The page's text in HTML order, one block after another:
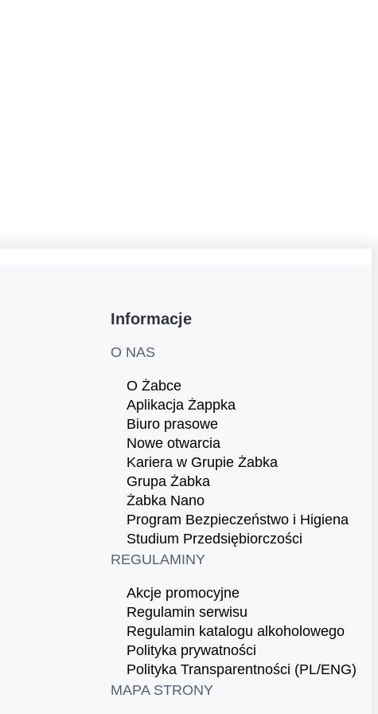
Informacje
O NAS
O Żabce
Aplikacja Żappka
Biuro prasowe
Nowe otwarcia
Kariera w Grupie Żabka
Grupa Żabka
Żabka Nano
Program Bezpieczeństwo i Higiena
Studium Przedsiębiorczości
REGULAMINY
Akcje promocyjne
Regulamin serwisu
Regulamin katalogu alkoholowego
Polityka prywatności
Polityka Transparentności (PL/ENG)
MAPA STRONY